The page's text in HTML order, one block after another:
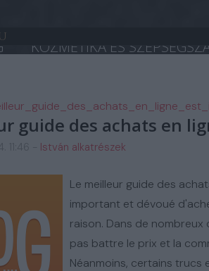
KOZMETIKA ÉS
GALERIA
HASZNÁLT
guide des achats en
István alkatrészek
Le meilleur guide des
important et dévoué
raison. Dans de
pas battre le prix et la
Néanmoins, certains trucs